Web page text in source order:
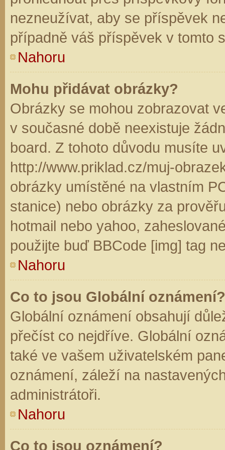
nezneužívat, aby se příspěvek
případně váš příspěvek v tomto
Nahoru
Mohu přidávat obrázky?
Obrázky se mohou zobrazovat
v současné době neexistuje
board. Z tohoto důvodu musíte
http://www.priklad.cz/muj-
obrázky umístěné na vlastním
stanice) nebo obrázky za
hotmail nebo yahoo,
použijte buď BBCode [img] tag
Nahoru
Co to jsou Globální oznámení?
Globální oznámení obsahují
přečíst co nejdříve. Globální
také ve vašem uživatelském
oznámení, záleží na
administrátoři.
Nahoru
Co to jsou oznámení?